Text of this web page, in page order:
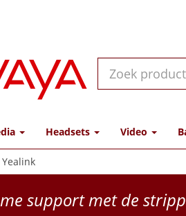
Headsets Video
Yealink
support met de